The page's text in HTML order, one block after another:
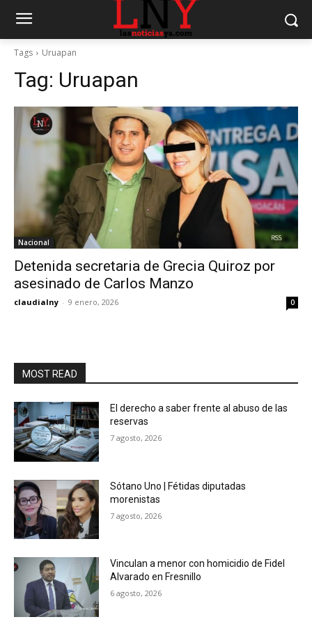
Tags Uruapan
Tag: Uruapan
Nacional
Detenida secretaria de Grecia Quiroz por
asesinado de Carlos Manzo
claudialny - 9 enero, 2026 0
MOST READ
El derecho a saber frente al abuso de las
reservas
7 agosto, 2026
Sótano Uno | Fétidas diputadas
morenistas
7 agosto, 2026
Vinculan a menor con homicidio de Fidel
Alvarado en Fresnillo
6 agosto, 2026